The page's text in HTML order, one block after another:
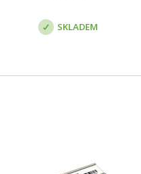
SKLADEM